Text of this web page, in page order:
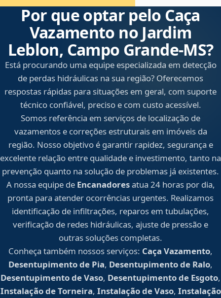
Por que optar pelo Caça
Vazamento no Jardim
Leblon, Campo Grande‑MS?
Está procurando uma equipe especializada em detecção
de perdas hidráulicas na sua região? Oferecemos
respostas rápidas para situações em geral, com suporte
técnico confiável, preciso e com custo acessível.
Somos referência em serviços de localização de
vazamentos e correções estruturais em imóveis da
região. Nosso objetivo é garantir rapidez, segurança e
excelente relação entre qualidade e investimento, tanto na
prevenção quanto na solução de problemas já existentes.
A nossa equipe de Encanadoresatua 24 horas por dia,
pronta para atender ocorrências urgentes. Realizamos
identificação de infiltrações, reparos em tubulações,
verificação de redes hidráulicas, ajuste de pressão e
outras soluções completas.
Conheça também nossos serviços: Caça Vazamento,
Desentupimento de Pia, Desentupimento de Ralo,
Desentupimento de Vaso, Desentupimento de Esgoto,
Instalação de Torneira, Instalação de Vaso, Instalação